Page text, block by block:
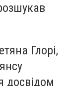
Глорі,
досвідом